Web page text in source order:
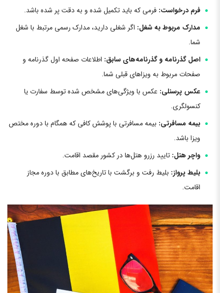
فرم درخواست: فرمی که باید تکمیل شده و به دقت پر شده باشد.
مدارک مربوط به شغل: اگر شغلی دارید، مدارک رسمی مرتبط با شغل
شما.
اصل گذرنامه و گذرنامه‌های سابق: اطلاعات صفحه اول گذرنامه و
صفحات مربوط به ویزاهای قبلی شما.
عکس پرسنلی: عکس با ویژگی‌های مشخص شده توسط سفارت یا
کنسولگری.
بیمه مسافرتی: بیمه مسافرتی با پوشش کافی که همگام با دوره مختص
ویزا باشد.
واچر هتل: تایید رزرو هتل‌ها در کشور مقصد اقامت.
بلیط پرواز: بلیط رفت و برگشت با تاریخ‌های مطابق با دوره مجاز
اقامت.